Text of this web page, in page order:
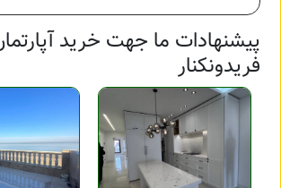
پیشنهادات ما جهت خرید
فریدونکنار